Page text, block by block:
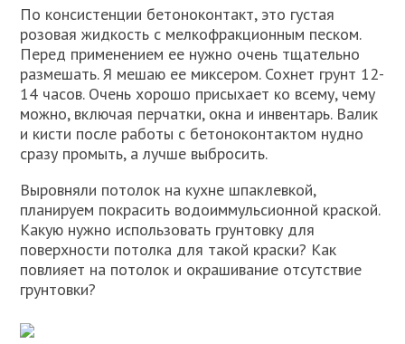
По консистенции бетоноконтакт, это густая
розовая жидкость с мелкофракционным песком.
Перед применением ее нужно очень тщательно
размешать. Я мешаю ее миксером. Сохнет грунт 12-
14 часов. Очень хорошо присыхает ко всему, чему
можно, включая перчатки, окна и инвентарь. Валик
и кисти после работы с бетоноконтактом нудно
сразу промыть, а лучше выбросить.
Выровняли потолок на кухне шпаклевкой,
планируем покрасить водоиммульсионной краской.
Какую нужно использовать грунтовку для
поверхности потолка для такой краски? Как
повлияет на потолок и окрашивание отсутствие
грунтовки?